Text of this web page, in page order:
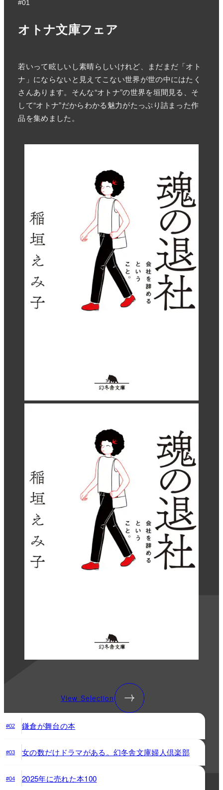
#01
オトナ文庫フェア
若いって眩しいし素晴らしいけれど、まだまだ「オト
ナ」にならないと見えてこない世界が世の中にはたく
さんあります。そんな“オトナ”の世界を垣間見る、そ
して“オトナ”だからわかる魅力がたっぷり詰まった作
品を集めました。
View Selection
#02 鎌倉が舞台の本
#03 女の数だけドラマがある。幻冬舎文庫婦人倶楽部
#04 2025年に売れた本100